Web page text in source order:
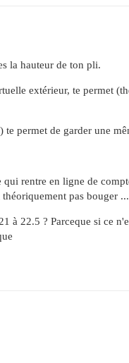
la hauteur de ton pli.
extérieur, te permet
permet de garder une
rentre en ligne de
pas bouger
à 22.5 ? Parceque si ce